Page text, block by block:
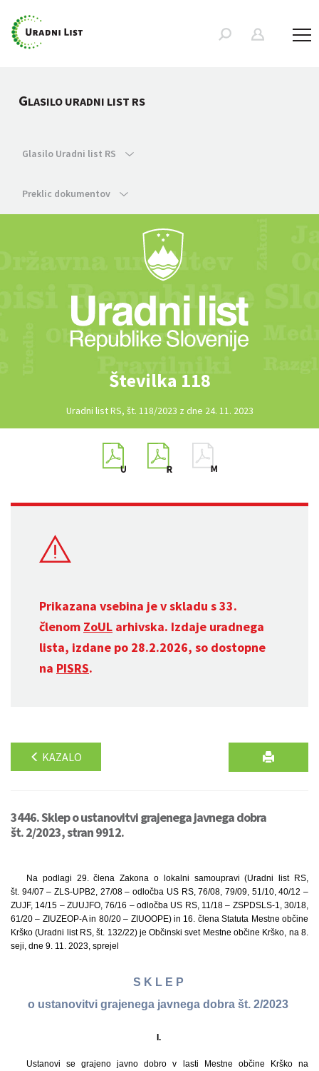
GLASILO URADNI LIST RS
Glasilo Uradni list RS
Preklic dokumentov
Številka 118
Uradni list RS, št. 118/2023 z dne 24. 11. 2023
Prikazana vsebina je v skladu s 33.
členom ZoUL arhivska. Izdaje uradnega
lista, izdane po 28.2.2026, so dostopne
na PISRS.
KAZALO
3446. Sklep o ustanovitvi grajenega javnega dobra
št. 2/2023, stran 9912.
Na podlagi 29. člena Zakona o lokalni samoupravi (Uradni list RS,
št. 94/07 – ZLS-UPB2, 27/08 – odločba US RS, 76/08, 79/09, 51/10, 40/12 –
ZUJF, 14/15 – ZUUJFO, 76/16 – odločba US RS, 11/18 – ZSPDSLS-1, 30/18,
61/20 – ZIUZEOP-A in 80/20 – ZIUOOPE) in 16. člena Statuta Mestne občine
Krško (Uradni list RS, št. 132/22) je Občinski svet Mestne občine Krško, na 8.
seji, dne 9. 11. 2023, sprejel
S K L E P
o ustanovitvi grajenega javnega dobra št. 2/2023
I.
Ustanovi se grajeno javno dobro v lasti Mestne občine Krško na